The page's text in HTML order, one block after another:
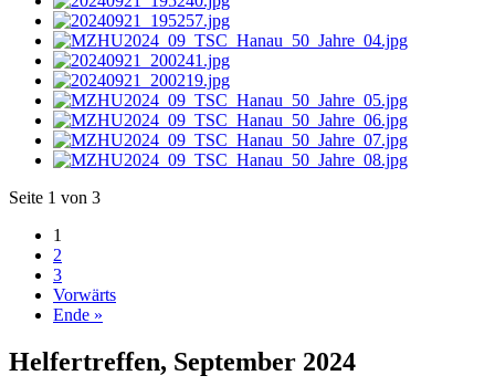
Seite 1 von 3
1
2
3
Vorwärts
Ende »
Helfertreffen, September 2024